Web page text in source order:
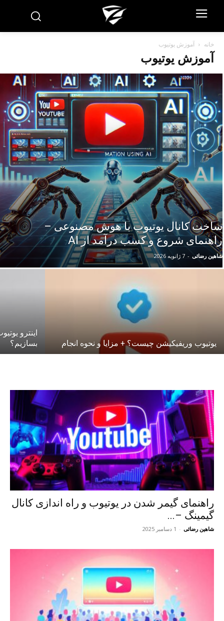
خانه آموزش یوتیوب
آموزش یوتیوب
ساخت کانال یوتیوب با هوش مصنوعی –
راهنمای شروع و کسب درآمد از AI
شاهین رضائی - 7 ژانویه 2026
یوتیوب وریفیکیشن چیست؟ + مزایا و نحوه انجام
اینترو
بسازیم؟
راهنمای گیمر شدن در یوتیوب و راه اندازی کانال
گیمینگ –...
شاهین رضائی - 1 دسامبر 2025